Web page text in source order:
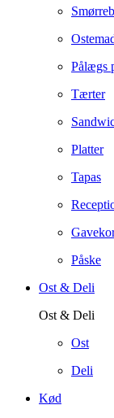
Pålægs
Tærter
Platter
Tapas
Påske
Ost & Deli
Ost & Deli
Ost
Deli
Kød